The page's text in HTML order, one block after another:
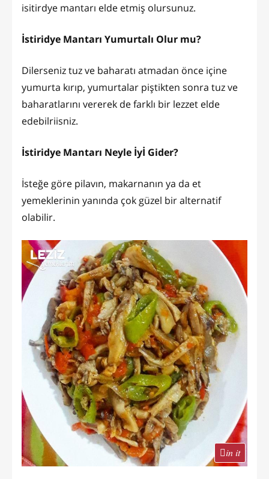
isitirdye mantarı elde etmiş olursunuz.
İstiridye Mantarı Yumurtalı Olur mu?
Dilerseniz tuz ve baharatı atmadan önce içine
yumurta kırıp, yumurtalar piştikten sonra tuz ve
baharatlarını vererek de farklı bir lezzet elde
edebilriisniz.
İstiridye Mantarı Neyle İyİ Gider?
İsteğe göre pilavın, makarnanın ya da et
yemeklerinin yanında çok güzel bir alternatif
olabilir.
in it